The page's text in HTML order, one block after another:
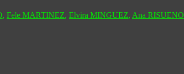
, Fele MARTINEZ, Elvira MINGUEZ, Ana RISUENO